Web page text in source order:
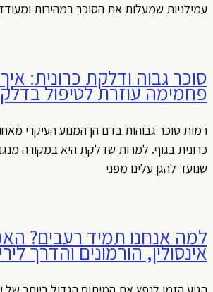
עמילניות שמעלות את הסוכר במהירות
סוכר גבוה ודלקת כרונית:
פחמימה עוזרת לטיפול
רמות סוכר גבוהות בדם הן המנוע העיקרי
כרונית בגוף. למרות שדלקת היא במקורה
שנועד להגן עלינו מפני
למה אנחנו תמיד רעבים?
אינסולין, הורמונים והדרך